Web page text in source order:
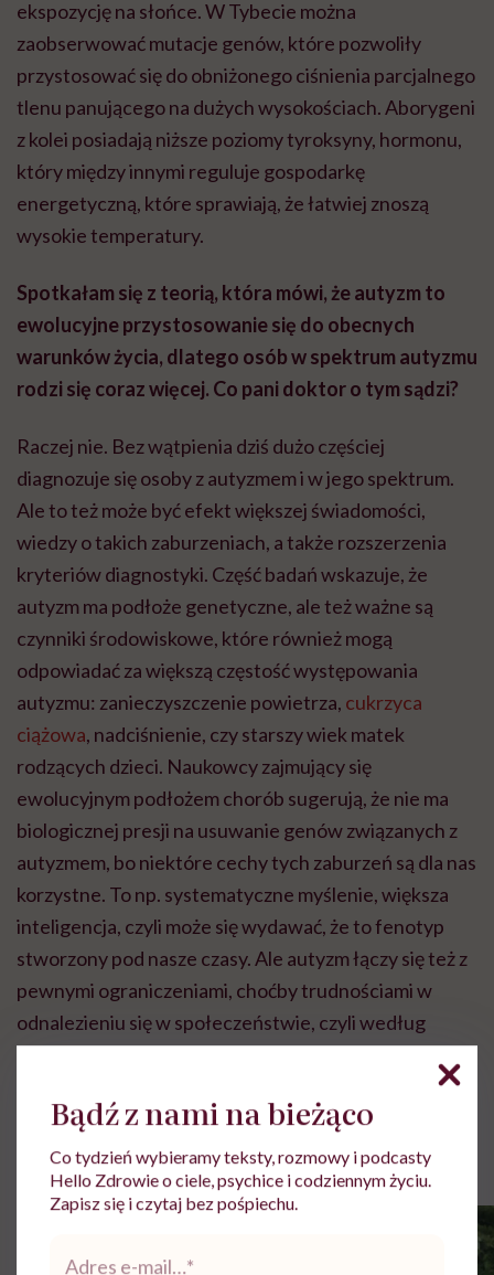
ekspozycję na słońce. W Tybecie można
zaobserwować mutacje genów, które pozwoliły
przystosować się do obniżonego ciśnienia parcjalnego
tlenu panującego na dużych wysokościach. Aborygeni
z kolei posiadają niższe poziomy tyroksyny, hormonu,
który między innymi reguluje gospodarkę
energetyczną, które sprawiają, że łatwiej znoszą
wysokie temperatury.
Spotkałam się z teorią, która mówi, że autyzm to
ewolucyjne przystosowanie się do obecnych
warunków życia, dlatego osób w spektrum autyzmu
rodzi się coraz więcej. Co pani doktor o tym sądzi?
Raczej nie. Bez wątpienia dziś dużo częściej
diagnozuje się osoby z autyzmem i w jego spektrum.
Ale to też może być efekt większej świadomości,
wiedzy o takich zaburzeniach, a także rozszerzenia
kryteriów diagnostyki. Część badań wskazuje, że
autyzm ma podłoże genetyczne, ale też ważne są
czynniki środowiskowe, które również mogą
odpowiadać za większą częstość występowania
autyzmu: zanieczyszczenie powietrza, cukrzyca
ciążowa, nadciśnienie, czy starszy wiek matek
rodzących dzieci. Naukowcy zajmujący się
ewolucyjnym podłożem chorób sugerują, że nie ma
biologicznej presji na usuwanie genów związanych z
autyzmem, bo niektóre cechy tych zaburzeń są dla nas
korzystne. To np. systematyczne myślenie, większa
inteligencja, czyli może się wydawać, że to fenotyp
stworzony pod nasze czasy. Ale autyzm łączy się też z
pewnymi ograniczeniami, choćby trudnościami w
odnalezieniu się w społeczeństwie, czyli według
ewolucji nie przynosi populacji większych korzyści tak
Rolki
Bądź z nami na bieżąco
Co tydzień wybieramy teksty, rozmowy i podcasty
Hello Zdrowie o ciele, psychice i codziennym życiu.
Zapisz się i czytaj bez pośpiechu.